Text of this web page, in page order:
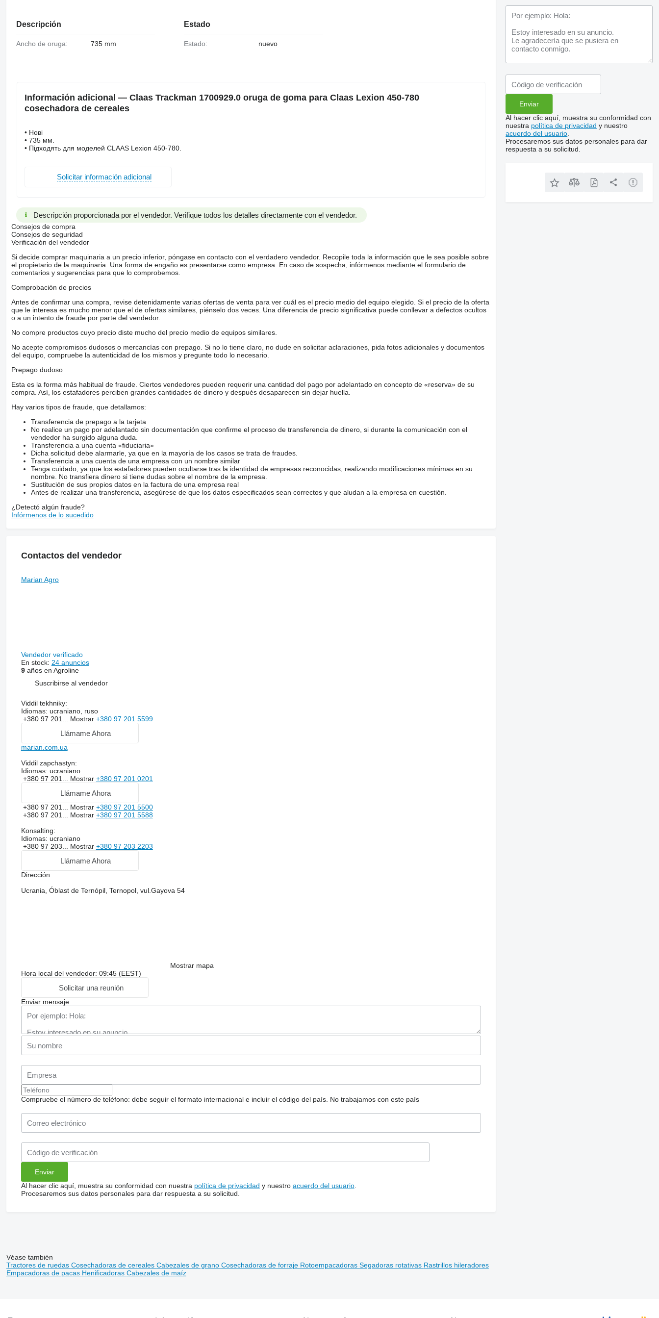
Descripción
Ancho de oruga: 735 mm
Estado
Estado: nuevo
Información adicional — Claas Trackman 1700929.0 oruga de goma para Claas Lexion 450-780
cosechadora de cereales
• Нові
• 735 мм.
• Підходять для моделей CLAAS Lexion 450-780.
Solicitar información adicional
Descripción proporcionada por el vendedor. Verifique todos los detalles directamente con el vendedor.
Consejos de compra
Consejos de seguridad
Verificación del vendedor
Si decide comprar maquinaria a un precio inferior, póngase en contacto con el verdadero vendedor. Recopile toda la información que le sea posible sobre
el propietario de la maquinaria. Una forma de engaño es presentarse como empresa. En caso de sospecha, infórmenos mediante el formulario de
comentarios y sugerencias para que lo comprobemos.
Comprobación de precios
Antes de confirmar una compra, revise detenidamente varias ofertas de venta para ver cuál es el precio medio del equipo elegido. Si el precio de la oferta
que le interesa es mucho menor que el de ofertas similares, piénselo dos veces. Una diferencia de precio significativa puede conllevar a defectos ocultos
o a un intento de fraude por parte del vendedor.
No compre productos cuyo precio diste mucho del precio medio de equipos similares.
No acepte compromisos dudosos o mercancías con prepago. Si no lo tiene claro, no dude en solicitar aclaraciones, pida fotos adicionales y documentos
del equipo, compruebe la autenticidad de los mismos y pregunte todo lo necesario.
Prepago dudoso
Esta es la forma más habitual de fraude. Ciertos vendedores pueden requerir una cantidad del pago por adelantado en concepto de «reserva» de su
compra. Así, los estafadores perciben grandes cantidades de dinero y después desaparecen sin dejar huella.
Hay varios tipos de fraude, que detallamos:
Transferencia de prepago a la tarjeta
No realice un pago por adelantado sin documentación que confirme el proceso de transferencia de dinero, si durante la comunicación con el
vendedor ha surgido alguna duda.
Transferencia a una cuenta «fiduciaria»
Dicha solicitud debe alarmarle, ya que en la mayoría de los casos se trata de fraudes.
Transferencia a una cuenta de una empresa con un nombre similar
Tenga cuidado, ya que los estafadores pueden ocultarse tras la identidad de empresas reconocidas, realizando modificaciones mínimas en su
nombre. No transfiera dinero si tiene dudas sobre el nombre de la empresa.
Sustitución de sus propios datos en la factura de una empresa real
Antes de realizar una transferencia, asegúrese de que los datos especificados sean correctos y que aludan a la empresa en cuestión.
¿Detectó algún fraude?
Infórmenos de lo sucedido
Contactos del vendedor
Marian Agro
Vendedor verificado
En stock: 24 anuncios
9años en Agroline
Suscribirse al vendedor
Viddil tekhniky:
Idiomas: ucraniano, ruso
+380 97 201... Mostrar +380 97 201 5599
Llámame Ahora
marian.com.ua
Viddil zapchastyn:
Idiomas: ucraniano
+380 97 201... Mostrar +380 97 201 0201
Llámame Ahora
+380 97 201... Mostrar +380 97 201 5500
+380 97 201... Mostrar +380 97 201 5588
Konsalting:
Idiomas: ucraniano
+380 97 203... Mostrar +380 97 203 2203
Llámame Ahora
Dirección
Ucrania, Óblast de Ternópil, Ternopol, vul.Gayova 54
Mostrar mapa
Hora local del vendedor: 09:45 (EEST)
Solicitar una reunión
Enviar mensaje
Compruebe el número de teléfono: debe seguir el formato internacional e incluir el código del país. No trabajamos con este país
Al hacer clic aquí, muestra su conformidad con nuestra política de privacidad y nuestro acuerdo del usuario.
Procesaremos sus datos personales para dar respuesta a su solicitud.
Al hacer clic aquí, muestra su conformidad con
nuestra política de privacidad y nuestro
acuerdo del usuario
Procesaremos sus datos personales para dar
respuesta a su solicitud.
Véase también
Tractores de ruedas Cosechadoras de cereales Cabezales de grano Cosechadoras de forraje Rotoempacadoras Segadoras rotativas Rastrillos hileradores
Empacadoras de pacas Henificadoras Cabezales de maíz